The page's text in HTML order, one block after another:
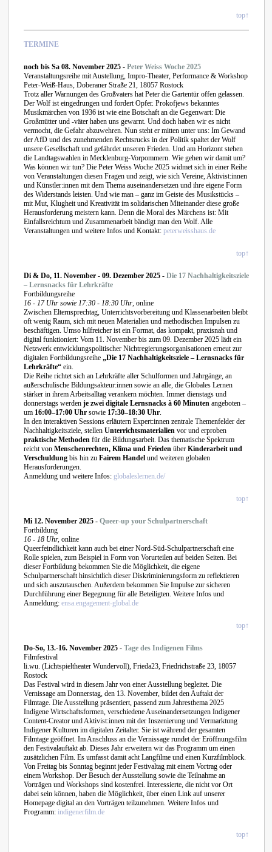
top↑
TERMINE
noch bis Sa 08. November 2025 -Peter Weiss Woche 2025
Veranstaltungsreihe mit Austellung, Impro-Theater, Performance & Workshop
Peter-Weiß-Haus, Doberaner Straße 21, 18057 Rostock
Trotz aller Warnungen des Großvaters hat Peter die Gartentür offen gelassen.
Der Wolf ist eingedrungen und fordert Opfer. Prokofjews bekanntes
Musikmärchen von 1936 ist wie eine Botschaft an die Gegenwart: Die
Großmütter und -väter haben uns gewarnt. Und doch haben wir es nicht
vermocht, die Gefahr abzuwehren. Nun steht er mitten unter uns: Im Gewand
der AfD und des zunehmenden Rechtsrucks in der Politik spaltet der Wolf
unsere Gesellschaft und gefährdet unseren Frieden. Und am Horizont stehen
die Landtagswahlen in Mecklenburg-Vorpommern. Wie gehen wir damit um?
Was können wir tun? Die Peter Weiss Woche 2025 widmet sich in einer Reihe
von Veranstaltungen diesen Fragen und zeigt, wie sich Vereine, Aktivist:innen
und Künstler:innen mit dem Thema auseinandersetzen und ihre eigene Form
des Widerstands leisten. Und wie man – ganz im Geiste des Musikstücks –
mit Mut, Klugheit und Kreativität im solidarischen Miteinander diese große
Herausforderung meistern kann. Denn die Moral des Märchens ist: Mit
Einfallsreichtum und Zusammenarbeit bändigt man den Wolf. Alle
Veranstaltungen und weitere Infos und Kontakt: peterweisshaus.de
top↑
Di & Do, 11. November - 09. Dezember 2025 - Die 17 Nachhaltigkeitsziele
– Lernsnacks für Lehrkräfte
Fortbildungsreihe
16 - 17 Uhr sowie 17:30 - 18:30 Uhr, online
Zwischen Elternsprechtag, Unterrichtsvorbereitung und Klassenarbeiten bleibt
oft wenig Raum, sich mit neuen Materialien und methodischen Impulsen zu
beschäftigen. Umso hilfreicher ist ein Format, das kompakt, praxisnah und
digital funktioniert: Vom 11. November bis zum 09. Dezember 2025 lädt ein
Netzwerk entwicklungspolitischer Nichtregierungsorganisationen erneut zur
digitalen Fortbildungsreihe „Die 17 Nachhaltigkeitsziele – Lernsnacks für
Lehrkräfte“ein.
Die Reihe richtet sich an Lehrkräfte aller Schulformen und Jahrgänge, an
außerschulische Bildungsakteur:innen sowie an alle, die Globales Lernen
stärker in ihrem Arbeitsalltag verankern möchten. Immer dienstags und
donnerstags werden je zwei digitale Lernsnacks à 60 Minutenangeboten –
um 16:00–17:00 Uhrsowie 17:30–18:30 Uhr.
In den interaktiven Sessions erläutern Expert:innen zentrale Themenfelder der
Nachhaltigkeitsziele, stellen Unterrichtsmaterialienvor und erproben
praktische Methodenfür die Bildungsarbeit. Das thematische Spektrum
reicht von Menschenrechten, Klima und Friedenüber Kinderarbeit und
Verschuldungbis hin zu Fairem Handelund weiteren globalen
Herausforderungen.
Anmeldung und weitere Infos: globaleslernen.de/
top↑
Mi 12. November 2025 -Queer-up your Schulpartnerschaft
Fortbildung
16 - 18 Uhr, online
Queerfeindlichkeit kann auch bei einer Nord-Süd-Schulpartnerschaft eine
Rolle spielen, zum Beispiel in Form von Vorurteilen auf beiden Seiten. Bei
dieser Fortbildung bekommen Sie die Möglichkeit, die eigene
Schulpartnerschaft hinsichtlich dieser Diskriminierungsform zu reflektieren
und sich auszutauschen. Außerdem bekommen Sie Impulse zur sicheren
Durchführung einer Begegnung für alle Beteiligten. Weitere Infos und
Anmeldung: ensa.engagement-global.de
top↑
Do-So, 13.-16. November 2025 - Tage des Indigenen Films
Filmfestival
li.wu. (Lichtspieltheater Wundervoll), Frieda23, Friedrichstraße 23, 18057
Rostock
Das Festival wird in diesem Jahr von einer Ausstellung begleitet. Die
Vernissage am Donnerstag, den 13. November, bildet den Auftakt der
Filmtage. Die Ausstellung präsentiert, passend zum Jahresthema 2025
Indigene Wirtschaftsformen, verschiedene Auseinandersetzungen Indigener
Content-Creator und Aktivist:innen mit der Inszenierung und Vermarktung
Indigener Kulturen im digitalen Zeitalter. Sie ist während der gesamten
Filmtage geöffnet. Im Anschluss an die Vernissage rundet der Eröffnungsfilm
den Festivalauftakt ab. Dieses Jahr erweitern wir das Programm um einen
zusätzlichen Film. Es umfasst damit acht Langfilme und einen Kurzfilmblock.
Von Freitag bis Sonntag beginnt jeder Festivaltag mit einem Vortrag oder
einem Workshop. Der Besuch der Ausstellung sowie die Teilnahme an
Vorträgen und Workshops sind kostenfrei. Interessierte, die nicht vor Ort
dabei sein können, haben die Möglichkeit, über einen Link auf unserer
Homepage digital an den Vorträgen teilzunehmen. Weitere Infos und
Programm: indigenerfilm.de
top↑